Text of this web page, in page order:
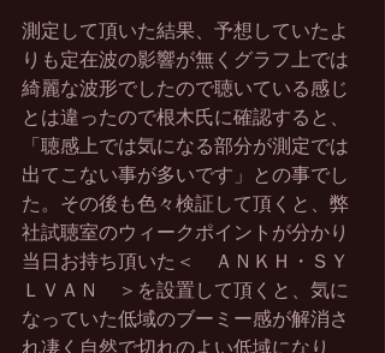
測定して頂いた結果、予想していたよ
りも定在波の影響が無くグラフ上では
綺麗な波形でしたので聴いている感じ
とは違ったので根木氏に確認すると、
「聴感上では気になる部分が測定では
出てこない事が多いです」との事でし
た。その後も色々検証して頂くと、弊
社試聴室のウィークポイントが分かり
当日お持ち頂いた＜　ＡＮＫＨ・ＳＹ
ＬＶＡＮ　＞を設置して頂くと、気に
なっていた低域のブーミー感が解消さ
れ凄く自然で切れのよい低域になり